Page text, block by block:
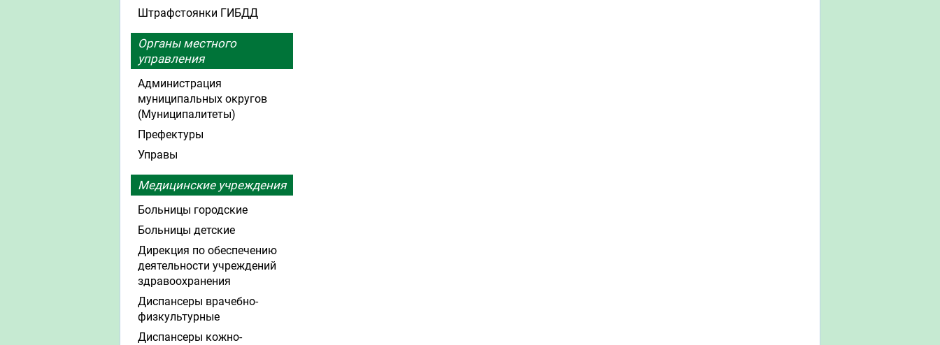
Штрафстоянки ГИБДД
Органы местного
управления
Администрация
муниципальных округов
(Муниципалитеты)
Префектуры
Управы
Медицинские учреждения
Больницы городские
Больницы детские
Дирекция по обеспечению
деятельности учреждений
здравоохранения
Диспансеры врачебно-
физкультурные
Диспансеры кожно-